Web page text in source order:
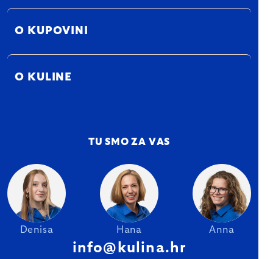
O KUPOVINI
O KULINE
TU SMO ZA VAS
Denisa Hana Anna
info@kulina.hr